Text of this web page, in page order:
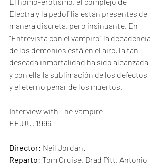
Electra y la pedofilia están presentes de
manera discreta, pero insinuante. En
“Entrevista con el vampiro” la decadencia
de los demonios está en el aire, la tan
deseada inmortalidad ha sido alcanzada
y con ella la sublimación de los defectos
y el eterno penar de los muertos.
Interview with The Vampire
EE.UU. 1996
Director: Neil Jordan.
Reparto: Tom Cruise, Brad Pitt, Antonio